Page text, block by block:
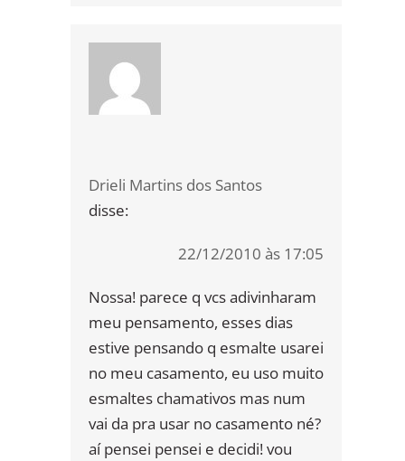
Drieli Martins dos Santos
disse:
22/12/2010 às 17:05
Nossa! parece q vcs adivinharam
meu pensamento, esses dias
estive pensando q esmalte usarei
no meu casamento, eu uso muito
esmaltes chamativos mas num
vai da pra usar no casamento né?
aí pensei pensei e decidi! vou